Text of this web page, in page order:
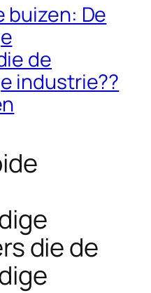
buizen: De
de
industrie??
die de